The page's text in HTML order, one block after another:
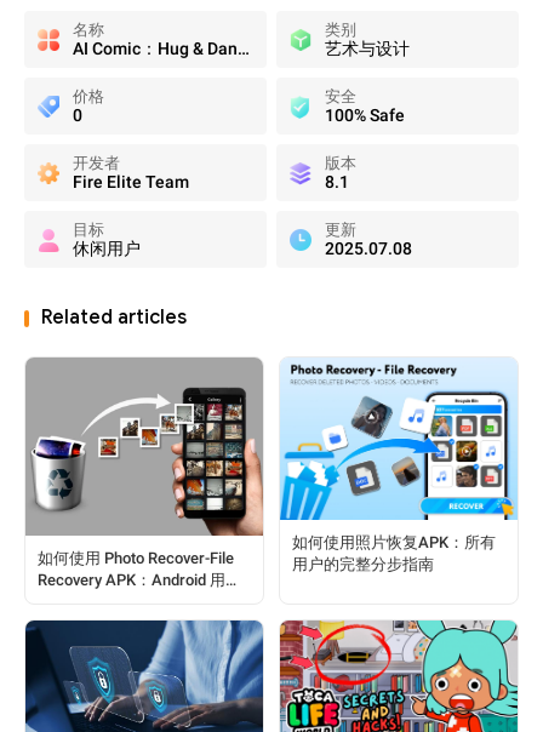
名称
AI Comic：Hug & Dance Video
类别
艺术与设计
价格
0
安全
100% Safe
开发者
Fire Elite Team
版本
8.1
目标
休闲用户
更新
2025.07.08
Related articles
如何使用 Photo Recover-File
Recovery APK：Android 用户
如何使用照片恢复APK：所有
用户的完整分步指南